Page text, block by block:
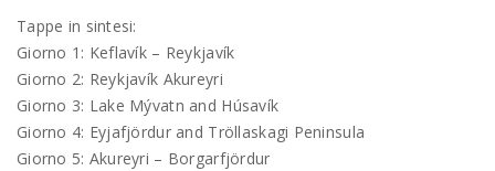
Tappe in sintesi:
Giorno 1: Keflavík – Reykjavík
Giorno 2: Reykjavík Akureyri
Giorno 3: Lake Mývatn and Húsavík
Giorno 4: Eyjafjördur and Tröllaskagi Peninsula
Giorno 5: Akureyri – Borgarfjördur